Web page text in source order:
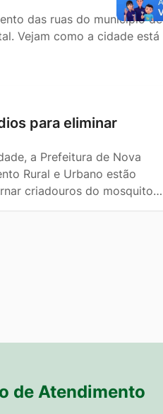
das ruas do município de
Vejam como a cidade está
para eliminar
a Prefeitura de Nova
Rural e Urbano estão
criadouros do mosquito…
de Atendimento